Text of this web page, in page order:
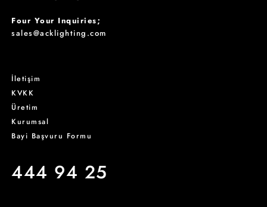
Four Your Inquiries;
sales@acklighting.com
İletişim
KVKK
Üretim
Kurumsal
Bayi Başvuru Formu
444 94 25